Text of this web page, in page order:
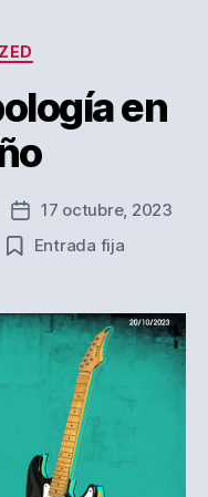
en
Fecha
de
la
17 octubre, 2023
Entrada fija